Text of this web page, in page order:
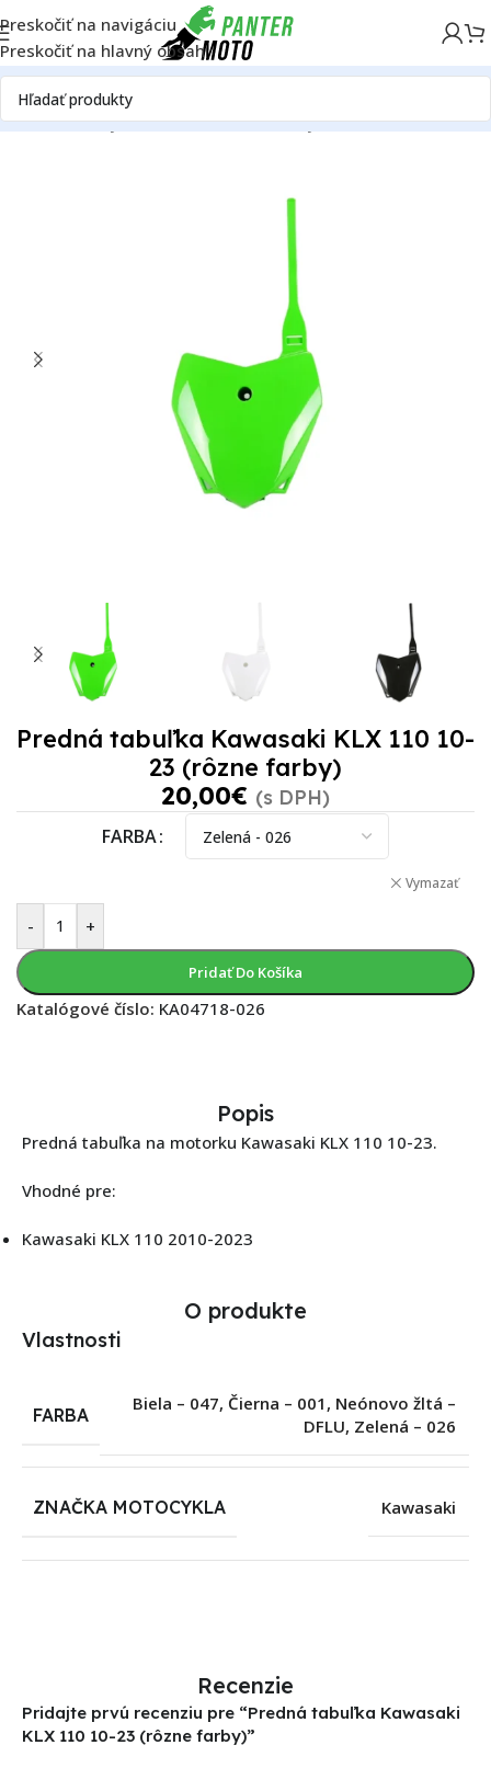
Preskočiť na navigáciu
Preskočiť na hlavný obsah
DomovPlasty KawasakiPredné tabuľky Kawasaki
Predná tabuľka Kawasaki KLX 110 10-
23 (rôzne farby)
20,00€ (s DPH)
FARBA
Vymazať
- +
Pridať Do Košíka
Katalógové číslo: KA04718-026
Popis
Predná tabuľka na motorku Kawasaki KLX 110 10-23.
Vhodné pre:
Kawasaki KLX 110 2010-2023
O produkte
Vlastnosti
FARBA
Biela – 047, Čierna – 001 , Neónovo žltá –
DFLU, Zelená – 026
ZNAČKA MOTOCYKLA Kawasaki
Recenzie
Pridajte prvú recenziu pre “Predná tabuľka Kawasaki
KLX 110 10-23 (rôzne farby)”